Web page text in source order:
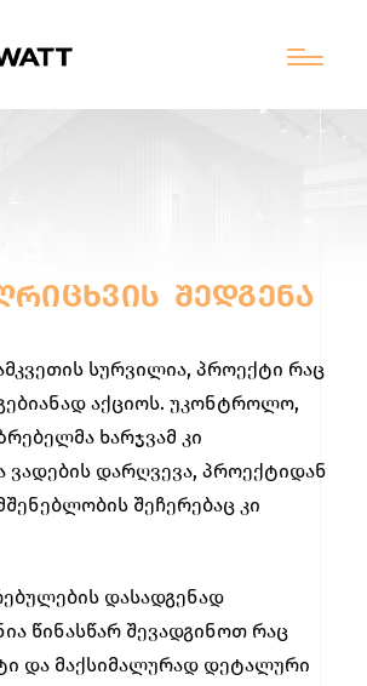
ᲨᲔᲓᲒᲔᲜᲐ
სურვილია, პროექტი რაც
აქციოს. უკონტროლო,
ხარჯვამ კი
ვადების დარღვევა, პროექტიდან
შეჩერებაც კი
დასადგენად
წინასწარ შევადგინოთ რაც
და მაქსიმალურად დეტალური